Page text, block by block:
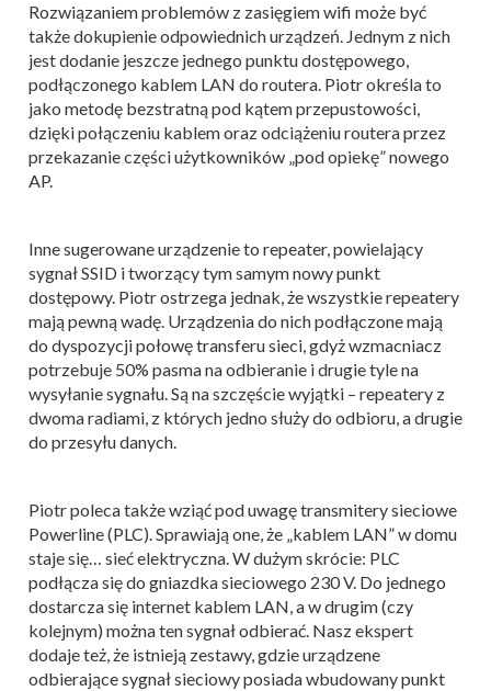
Rozwiązaniem problemów z zasięgiem wifi może być
także dokupienie odpowiednich urządzeń. Jednym z nich
jest dodanie jeszcze jednego punktu dostępowego,
podłączonego kablem LAN do routera. Piotr określa to
jako metodę bezstratną pod kątem przepustowości,
dzięki połączeniu kablem oraz odciążeniu routera przez
przekazanie części użytkowników „pod opiekę” nowego
AP.
Inne sugerowane urządzenie to repeater, powielający
sygnał SSID i tworzący tym samym nowy punkt
dostępowy. Piotr ostrzega jednak, że wszystkie repeatery
mają pewną wadę. Urządzenia do nich podłączone mają
do dyspozycji połowę transferu sieci, gdyż wzmacniacz
potrzebuje 50% pasma na odbieranie i drugie tyle na
wysyłanie sygnału. Są na szczęście wyjątki – repeatery z
dwoma radiami, z których jedno służy do odbioru, a drugie
do przesyłu danych.
Piotr poleca także wziąć pod uwagę transmitery sieciowe
Powerline (PLC). Sprawiają one, że „kablem LAN” w domu
staje się… sieć elektryczna. W dużym skrócie: PLC
podłącza się do gniazdka sieciowego 230 V. Do jednego
dostarcza się internet kablem LAN, a w drugim (czy
kolejnym) można ten sygnał odbierać. Nasz ekspert
dodaje też, że istnieją zestawy, gdzie urządzene
odbierające sygnał sieciowy posiada wbudowany punkt